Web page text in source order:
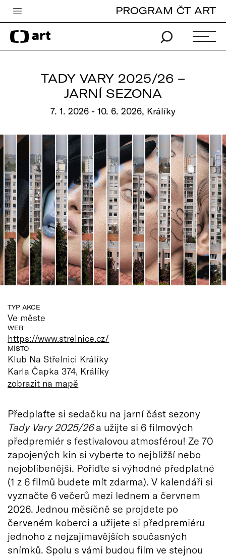
Česká televize
Zpravodajství
Vše o ČT
PROGRAM ČT ART
TADY VARY 2025/26 –
JARNÍ SEZONA
7. 1. 2026 - 10. 6. 2026, Králíky
TYP AKCE
Ve měste
WEB
https://www.strelnice.cz/
MÍSTO
Klub Na Střelnici Králíky
Karla Čapka 374, Králíky
zobrazit na mapě
Předplaťte si sedačku na jarní část sezony
Tady Vary 2025/26a užijte si 6 filmových
předpremiér s festivalovou atmosférou! Ze 70
zapojených kin si vyberte to nejbližší nebo
nejoblíbenější. Pořiďte si výhodné předplatné
(1 z 6 filmů budete mít zdarma). V kalendáři si
vyznačte 6 večerů mezi lednem a červnem
2026. Jednou měsíčně se projdete po
červeném koberci a užijete si předpremiéru
jednoho z nejzajímavějších současných
snímků. Spolu s vámi budou film ve stejnou